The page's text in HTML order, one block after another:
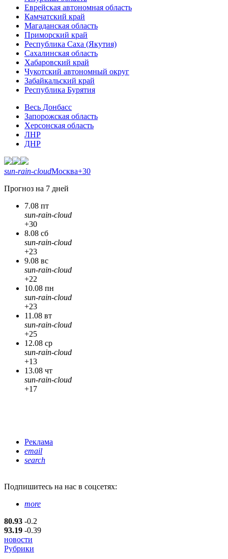
Еврейская автономная область
Камчатский край
Магаданская область
Приморский край
Республика Саха (Якутия)
Сахалинская область
Хабаровский край
Чукотский автономный округ
Забайкальский край
Республика Бурятия
Весь Донбасс
Запорожская область
Херсонская область
ЛНР
ДНР
sun-rain-cloudМосква+30
Прогноз на 7 дней
7.08 пт
sun-rain-cloud
+30
8.08 сб
sun-rain-cloud
+23
9.08 вс
sun-rain-cloud
+22
10.08 пн
sun-rain-cloud
+23
11.08 вт
sun-rain-cloud
+25
12.08 ср
sun-rain-cloud
+13
13.08 чт
sun-rain-cloud
+17
Реклама
email
search
Подпишитесь на нас в соцсетях:
more
80.93 -0.2
93.19 -0.39
новости
Рубрики